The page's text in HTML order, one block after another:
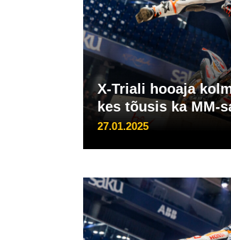
X-Triali hooaja
kes tõusis ka MM-
27.01.2025